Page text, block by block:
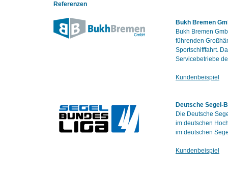
Referenzen
Bukh Bremen
Bukh Bremen
führenden
Sportschifffahrt.
Servicebetriebe
Kundenbeispiel
Deutsche Segel-
Die Deutsche
im deutschen
im deutschen
Kundenbeispiel